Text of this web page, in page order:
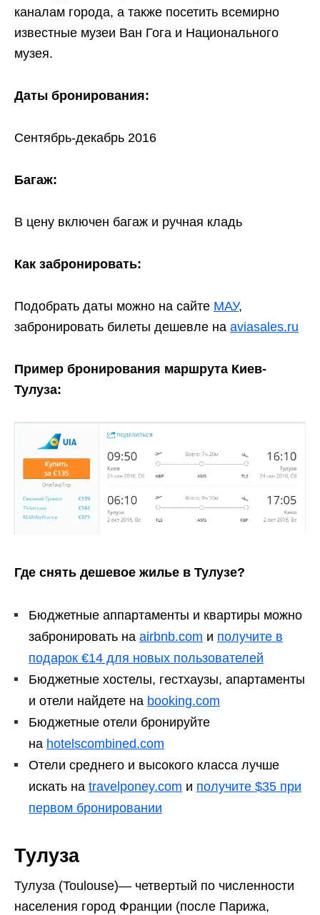
каналам города, а также посетить всемирно
известные музеи Ван Гога и Национального
музея.
Даты бронирования:
Сентябрь-декабрь 2016
Багаж:
В цену включен багаж и ручная кладь
Как забронировать:
Подобрать даты можно на сайте МАУ,
забронировать билеты дешевле на aviasales.ru
Пример бронирования маршрута Киев-
Тулуза:
Где снять дешевое жилье в Тулузе?
Бюджетные аппартаменты и квартиры можно
забронировать на airbnb.com и получите в
подарок €14 для новых пользователей
Бюджетные хостелы, гестхаузы, апартаменты
и отели найдете на booking.com
Бюджетные отели бронируйте
на hotelscombined.com
Отели среднего и высокого класса лучше
искать на travelponey.com и получите $35 при
первом бронировании
Тулуза
Тулуза (Toulouse)— четвертый по численности
населения город Франции (после Парижа,